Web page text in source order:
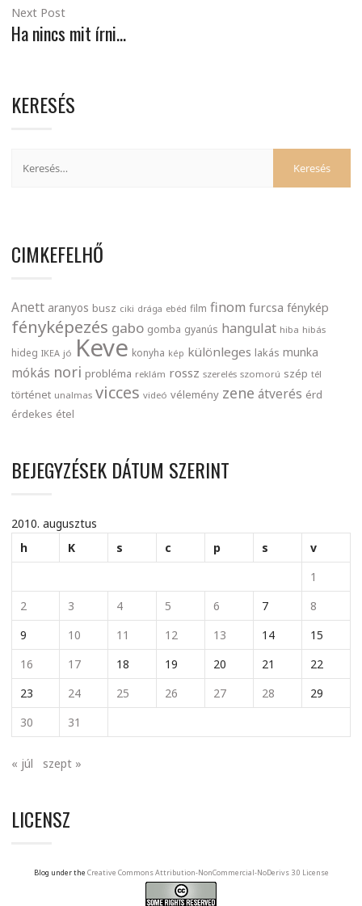
Next Post
Ha nincs mit írni…
KERESÉS
CIMKEFELHŐ
Anett aranyos busz ciki drága ebéd film finom furcsa fénykép
fényképezés gabo gomba gyanús hangulat hiba hibás
hideg IKEA jó Keve konyha kép különleges lakás munka
mókás nori probléma reklám rossz szerelés szomorú szép tél
történet unalmas vicces videó vélemény zene átverés érd
érdekes étel
BEJEGYZÉSEK DÁTUM SZERINT
2010. augusztus
h
K s c p s
v
1
2
3 4 5 6 7
8
9
10 11 12 13 14
15
16
17 18 19 20 21
22
23
24 25 26 27 28
29
30
31
« júl szept »
LICENSZ
Blog under the Creative Commons Attribution-NonCommercial-NoDerivs 3.0 License